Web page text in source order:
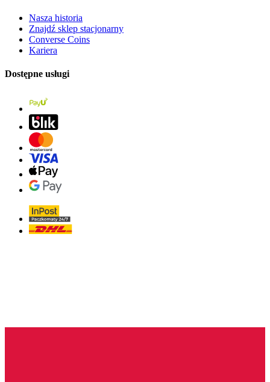
Nasza historia
Znajdź sklep stacjonarny
Converse Coins
Kariera
Dostępne usługi